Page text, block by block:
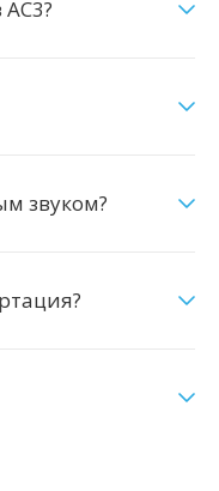
звуком?